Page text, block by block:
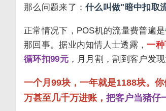
那么问题来了：什么叫做"暗中扣取
正常情况下，POS机的流量费普遍是
那回事。据业内知情人士透露，一
循环扣99元，月月割，割到客户发现
一个月99块，一年就是1188块。
万甚至几千万进账， 把客户当猪仔